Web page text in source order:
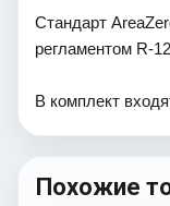
Стандарт
регламентом R-
В комплект
Похожие